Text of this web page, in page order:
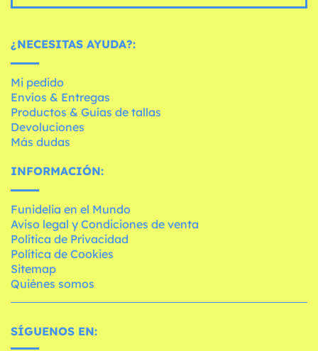
¿NECESITAS AYUDA?:
Mi pedido
Envíos & Entregas
Productos & Guías de tallas
Devoluciones
Más dudas
INFORMACIÓN:
Funidelia en el Mundo
Aviso legal y Condiciones de venta
Política de Privacidad
Política de Cookies
Sitemap
Quiénes somos
SÍGUENOS EN: